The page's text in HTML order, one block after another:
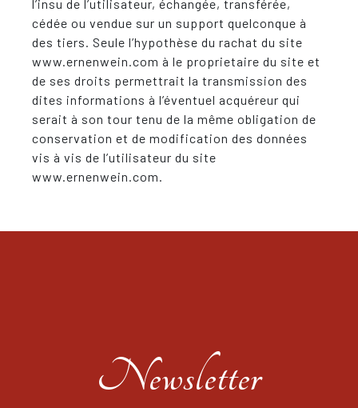
l’insu de l’utilisateur, échangée, transférée,
cédée ou vendue sur un support quelconque à
des tiers. Seule l’hypothèse du rachat du site
www.ernenwein.com à le proprietaire du site et
de ses droits permettrait la transmission des
dites informations à l’éventuel acquéreur qui
serait à son tour tenu de la même obligation de
conservation et de modification des données
vis à vis de l’utilisateur du site
www.ernenwein.com.
Newsletter